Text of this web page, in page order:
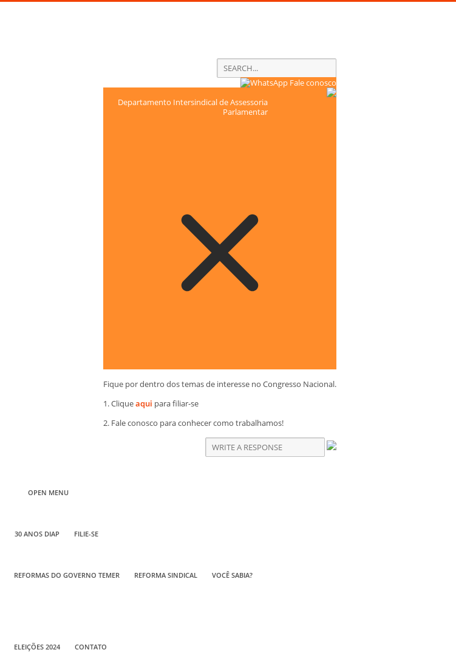
Fale conosco
Departamento Intersindical de Assessoria
Parlamentar
Fique por dentro dos temas de interesse no Congresso Nacional.
1. Cliqueaqui para filiar-se
2. Fale conosco para conhecer como trabalhamos!
OPEN MENU
30 ANOS DIAP FILIE-SE
REFORMAS DO GOVERNO TEMER REFORMA SINDICAL VOCÊ SABIA?
ELEIÇÕES 2024 CONTATO